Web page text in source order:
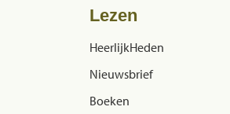
Lezen
HeerlijkHeden
Nieuwsbrief
Boeken